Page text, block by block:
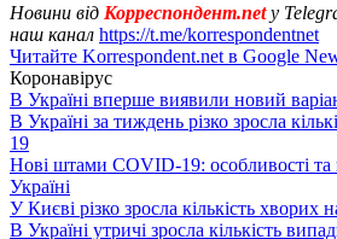
Новини від Корреспондент.net у
наш канал https://t.me/korrespondentnet
Читайте Korrespondent.net в Google
Коронавірус
В Україні вперше виявили новий
В Україні за тиждень різко зросла
19
Нові штами COVID-19: особливості та
Україні
У Києві різко зросла кількість хворих
В Україні утричі зросла кількість